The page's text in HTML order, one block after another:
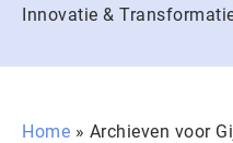
Innovatie &
Home » Archieven voor